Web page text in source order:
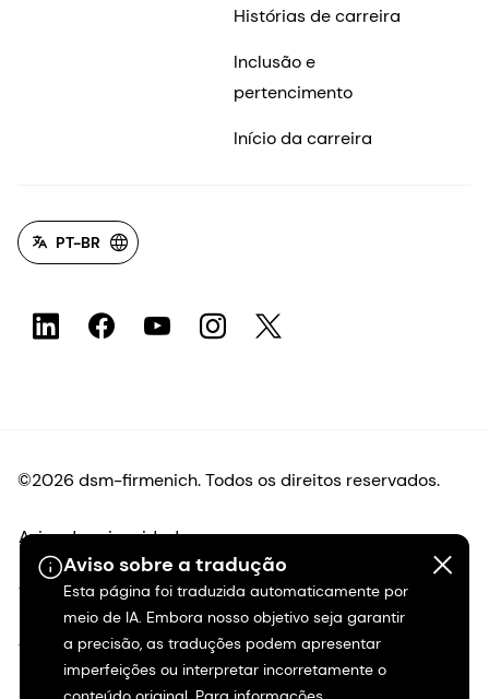
Aviso sobre a tradução
Esta página foi traduzida automaticamente por
meio de IA. Embora nosso objetivo seja garantir
a precisão, as traduções podem apresentar
imperfeições ou interpretar incorretamente o
Histórias de carreira
Inclusão e
pertencimento
Início da carreira
PT-BR
©2026 dsm-firmenich. Todos os direitos reservados.
Aviso de privacidade
Termos de uso
Termos e condições